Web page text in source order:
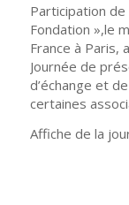
Participation de
Fondation »,le
France à Paris,
Journée de
d’échange et
certaines
Affiche de la